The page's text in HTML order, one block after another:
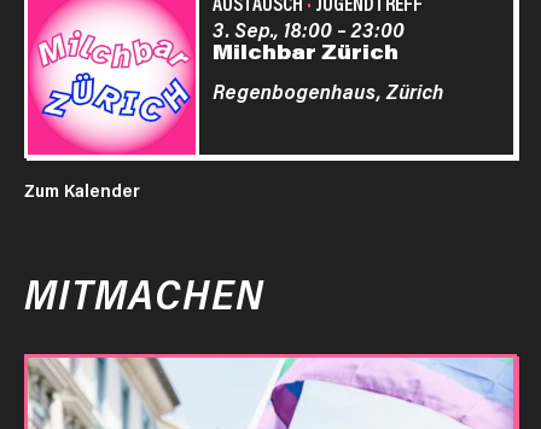
Milchbar Zürich
3. Sep., 18:00–23:00
Regenbogenhaus, Zürich
Zum Kalender
MITMACHEN